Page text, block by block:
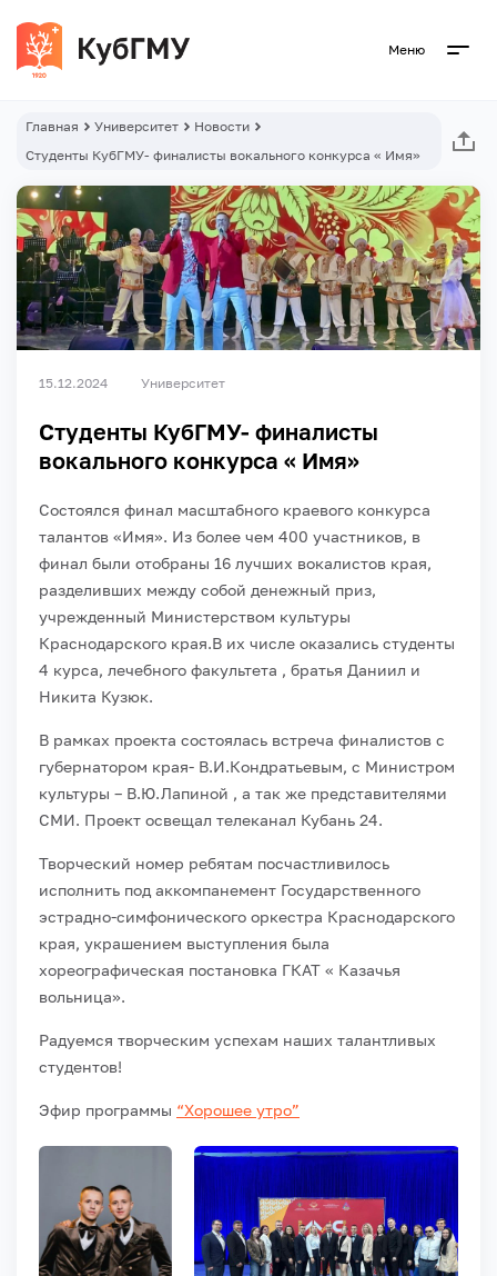
Меню
Главная Университет
Новости
Студенты КубГМУ- финалисты вокального конкурса « Имя»
15.12.2024 Университет
Студенты КубГМУ- финалисты
вокального конкурса « Имя»
Состоялся финал масштабного краевого конкурса
талантов «Имя». Из более чем 400 участников, в
финал были отобраны 16 лучших вокалистов края,
разделивших между собой денежный приз,
учрежденный Министерством культуры
Краснодарского края.В их числе оказались студенты
4 курса, лечебного факультета , братья Даниил и
Никита Кузюк.
В рамках проекта состоялась встреча финалистов с
губернатором края- В.И.Кондратьевым, с Министром
культуры – В.Ю.Лапиной , а так же представителями
СМИ. Проект освещал телеканал Кубань 24.
Творческий номер ребятам посчастливилось
исполнить под аккомпанемент Государственного
эстрадно-симфонического оркестра Краснодарского
края, украшением выступления была
хореографическая постановка ГКАТ « Казачья
вольница».
Радуемся творческим успехам наших талантливых
студентов!
Эфир программы “Хорошее утро”